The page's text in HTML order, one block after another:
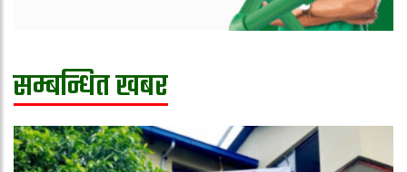
सम्बन्धित खबर